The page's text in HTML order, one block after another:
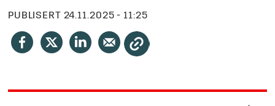
PUBLISERT 24.11.2025 - 11:25